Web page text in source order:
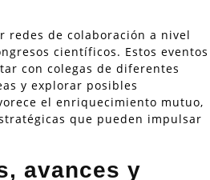
redes de colaboración a nivel
científicos. Estos eventos
con colegas de diferentes
y explorar posibles
el enriquecimiento mutuo,
que pueden impulsar
avances y